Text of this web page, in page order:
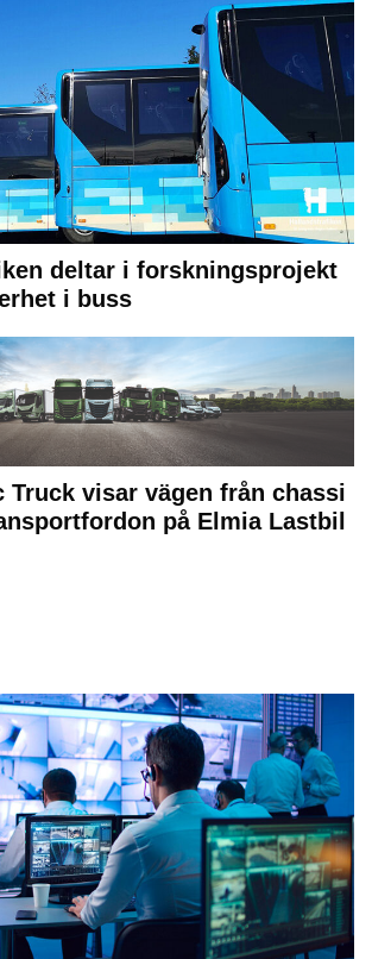
deltar i forskningsprojekt
i buss
Truck visar vägen från chassi
på Elmia Lastbil